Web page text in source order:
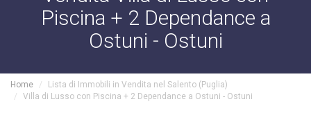
Piscina + 2 Dependance a
Ostuni - Ostuni
Home
Lista di Immobili in Vendita nel Salento (Puglia)
Villa di Lusso con Piscina + 2 Dependance a Ostuni - Ostuni